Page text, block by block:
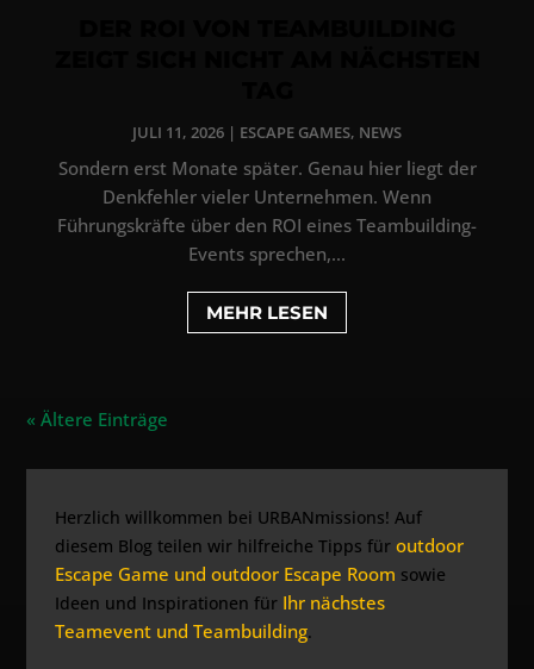
JULI 11, 2026 | ESCAPE GAMES, NEWS
Sondern erst Monate später. Genau hier liegt der
Denkfehler vieler Unternehmen. Wenn
Führungskräfte über den ROI eines Teambuilding-
Events sprechen,...
MEHR LESEN
« Ältere Einträge
Herzlich willkommen bei URBANmissions! Auf
diesem Blog teilen wir hilfreiche Tipps füroutdoor
Escape Game und outdoor Escape Room sowie
Ideen und Inspirationen für Ihr nächstes
Teamevent und Teambuilding.